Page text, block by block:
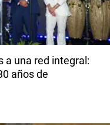
a una red integral:
años de